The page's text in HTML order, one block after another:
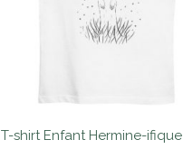
T-shirt Enfant Hermine-ifique